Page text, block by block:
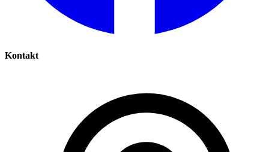
Kontakt